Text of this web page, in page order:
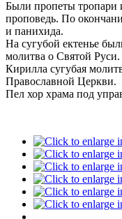
Были пропеты тропари
проповедь. По
и панихида.
На сугубой ектенье
молитва о Святой
Кирилла сугубая
Православной Церкви.
Пел хор храма под